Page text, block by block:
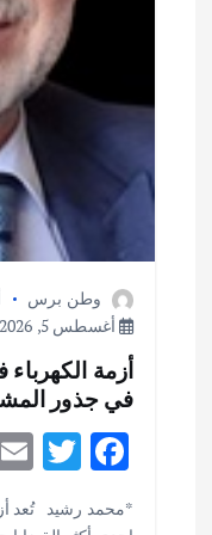
وطن برس
أغسطس 5, 2026
أزمة
في جذور
F
T
w
*محمد رشيد تُعد
ثقافة وفنون
اختتام ورشة